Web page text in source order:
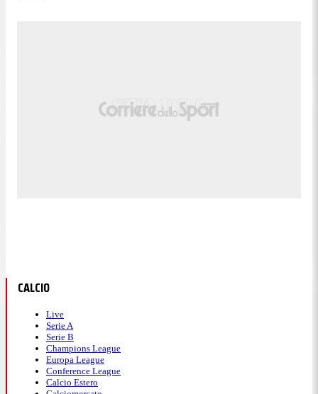
CALCIO
Live
Serie A
Serie B
Champions League
Europa League
Conference League
Calcio Estero